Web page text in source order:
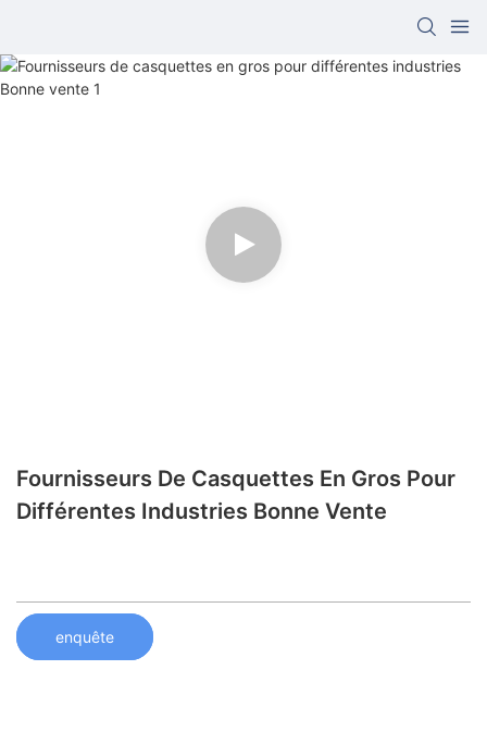
Fournisseurs De Casquettes En Gros Pour
Différentes Industries Bonne Vente
enquête